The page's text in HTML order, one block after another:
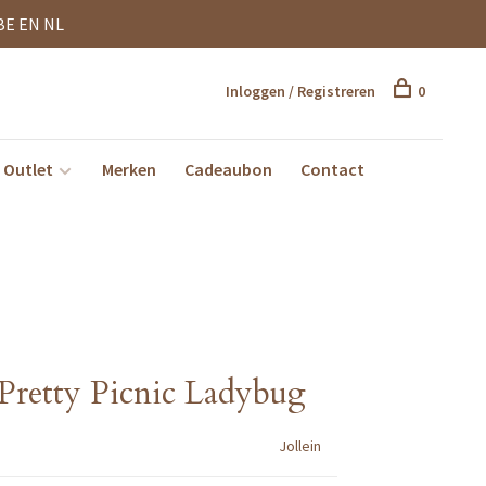
EN NL
Outlet Merken Cadeaubon Contact
Inloggen / Registreren 0
Picnic Ladybug
Jollein